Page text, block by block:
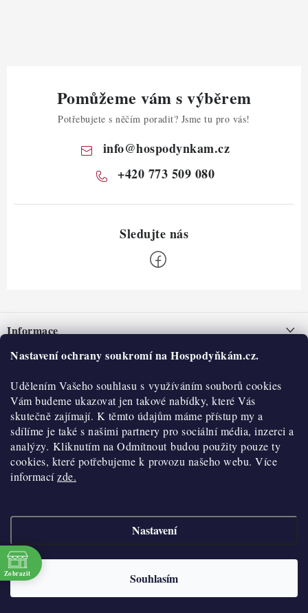
Nastavení ochrany soukromí na Hospodyňkám.cz.
Udělením Vašeho souhlasu s využíváním souborů cookies
Vám budeme ukazovat jen takové nabídky, které Vás
skutečně zajímají. K těmto údajům máme přístup my a
sdílíme je také s našimi partnery pro sociální média, inzerci a
analýzy. Kliknutím na Odmítnout budou použity pouze ty
cookies, které potřebujeme k provozu našeho webu. Více
informacízde.
Nastavení
Souhlasím
Pomůžeme vám s výběrem
Potřebujete s něčím poradit? Jsme tu pro vás!
info@hospodynkam.cz
+420 773 509 080
pInformace
Nepřevzetí zásilky na dobírku
Obchodní podmínky
Hodnocení obchodu
Blog
Moje objednávka
O nás
Historie
Kontakty
O nákupu
Reklamace a vratky
Výdejní místa
Velkoobchod
Doprava a platba
Vytvořil Shoptet
Copyright 2026
cookies
Zobrazit